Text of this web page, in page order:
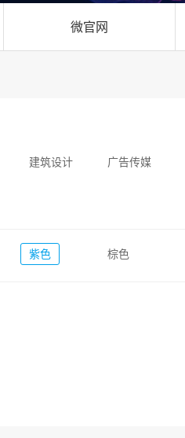
微官网
建筑设计 广告传媒
紫色 棕色